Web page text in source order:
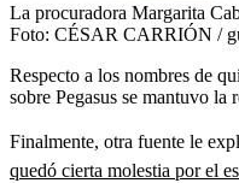
La procuradora Margarita
Foto: CÉSAR CARRIÓN /
Respecto a los nombres de
sobre Pegasus se mantuvo la
Finalmente, otra fuente le
quedó cierta molestia por el